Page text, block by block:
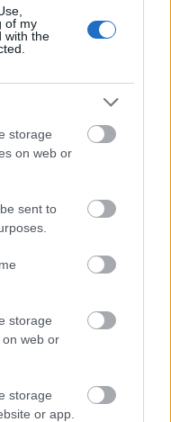
of my
with the
storage
on web or
sent to
storage
web or
storage
or app.
όταν τρώτε
GTA 6